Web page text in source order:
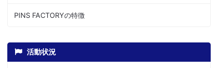
PINS FACTORYの特徴
活動状況